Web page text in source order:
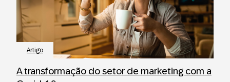
Artigo
A transformação do setor de marketing com a